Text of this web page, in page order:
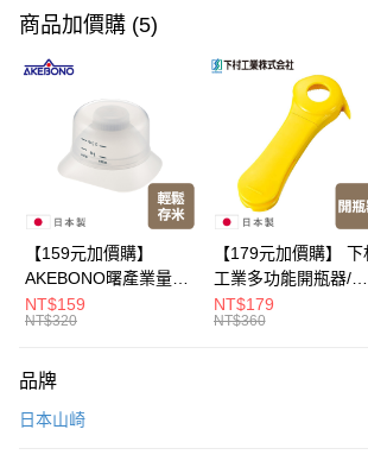
信用卡一次付款
超商取貨付款
LINE Pay
Apple Pay
Google Pay
全盈+PAY
大哥付你分期
【大哥付你分期使用說明】
2.付款方式選擇「大哥付你分期」，訂單成立後會自動
商品加價購 (5)
【159元加價購】
AKEBONO曙產業量米
杯漏斗組(白)/量米杯/
米桶/量米用具/任二件8
NT$159
NT$320
【179元加價購】 下
工業多功能開瓶器/開
瓶器/餐廚用品/料理道
具/任二件8折
NT$179
NT$360
品牌
日本山崎